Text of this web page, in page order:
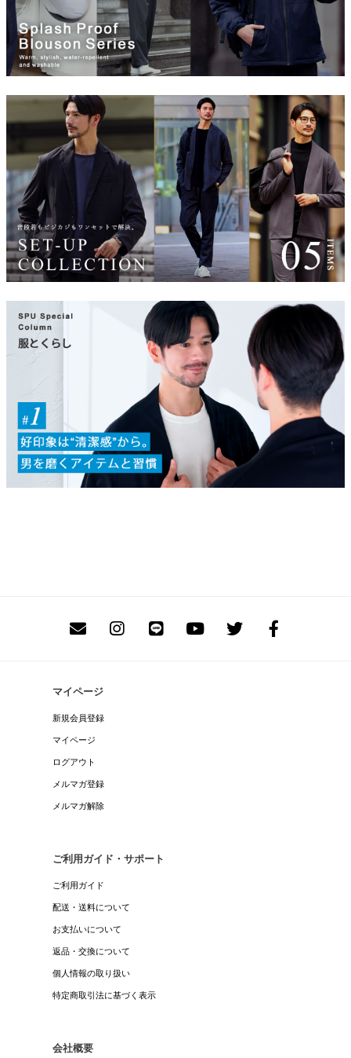
マイページ
新規会員登録
マイページ
ログアウト
メルマガ登録
メルマガ解除
ご利用ガイド・サポート
ご利用ガイド
配送・送料について
お支払いについて
返品・交換について
個人情報の取り扱い
特定商取引法に基づく表示
会社概要